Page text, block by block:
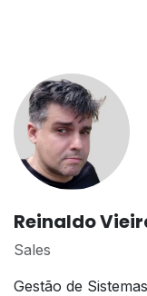
Reinaldo
Sales
Gestão de